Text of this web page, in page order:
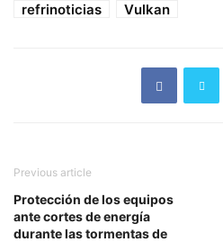
refrinoticias
Vulkan
Previous article
Protección de los equipos
ante cortes de energía
durante las tormentas de